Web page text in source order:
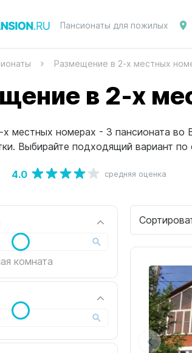
Пансионаты для пожилых
Размещение в 2-х местных
в 2-х
местных номерах - 3 пансионата во
Выбирайте подходящий вариант
4.0 средняя оценка
комната